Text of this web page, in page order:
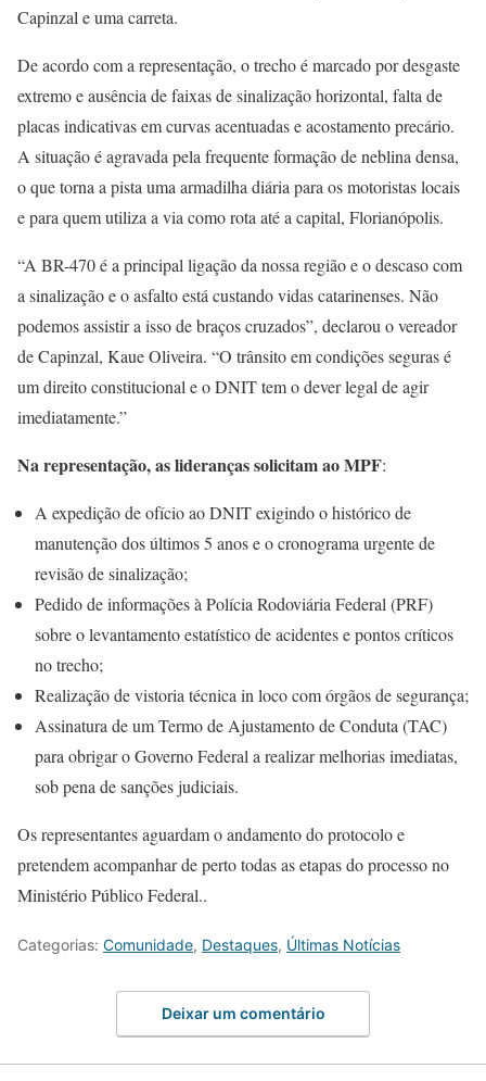
Capinzal e uma carreta.
De acordo com a representação, o trecho é marcado por desgaste
extremo e ausência de faixas de sinalização horizontal, falta de
placas indicativas em curvas acentuadas e acostamento precário.
A situação é agravada pela frequente formação de neblina densa,
o que torna a pista uma armadilha diária para os motoristas locais
e para quem utiliza a via como rota até a capital, Florianópolis.
“A BR-470 é a principal ligação da nossa região e o descaso com
a sinalização e o asfalto está custando vidas catarinenses. Não
podemos assistir a isso de braços cruzados”, declarou o vereador
de Capinzal, Kaue Oliveira. “O trânsito em condições seguras é
um direito constitucional e o DNIT tem o dever legal de agir
imediatamente.”
Na representação, as lideranças solicitam ao MPF:
A expedição de ofício ao DNIT exigindo o histórico de
manutenção dos últimos 5 anos e o cronograma urgente de
revisão de sinalização;
Pedido de informações à Polícia Rodoviária Federal (PRF)
sobre o levantamento estatístico de acidentes e pontos críticos
no trecho;
Realização de vistoria técnica in loco com órgãos de segurança;
Assinatura de um Termo de Ajustamento de Conduta (TAC)
para obrigar o Governo Federal a realizar melhorias imediatas,
sob pena de sanções judiciais.
Os representantes aguardam o andamento do protocolo e
pretendem acompanhar de perto todas as etapas do processo no
Ministério Público Federal..
Categorias: Comunidade, Destaques, Últimas Notícias
Deixar um comentário